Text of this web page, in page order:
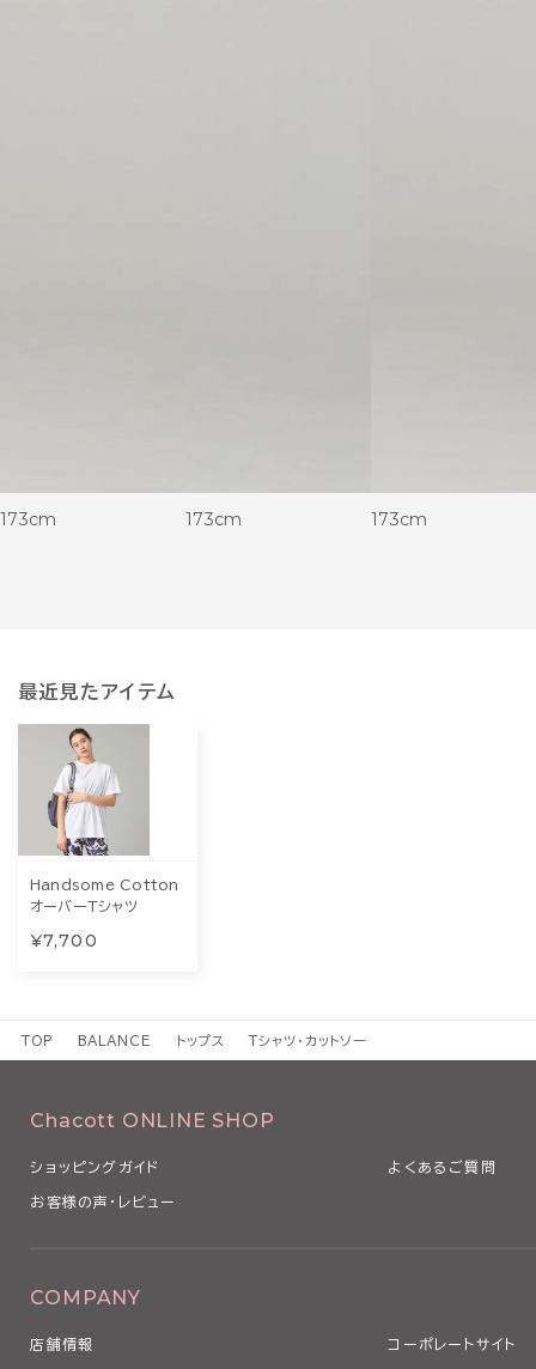
173cm 173cm 173cm
最近見たアイテム
Handsome Cotton
オーバーTシャツ
¥7,700
TOP BALANCE トップス Tシャツ・カットソー
Chacott ONLINE SHOP
ショッピングガイド よくあるご質問
お客様の声・レビュー
COMPANY
店舗情報 コーポレートサイト